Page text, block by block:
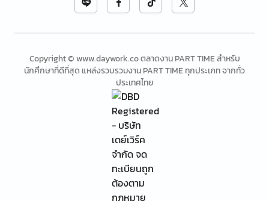
Copyright © www.daywork.co ตลาดงาน PART TIME สำหรับ
นักศึกษาที่ดีที่สุด แหล่งรวบรวมงาน PART TIME ทุกประเภท จากทั่ว
ประเทศไทย